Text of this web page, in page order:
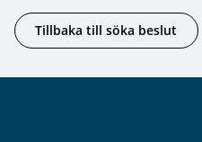
Tillbaka till söka beslut